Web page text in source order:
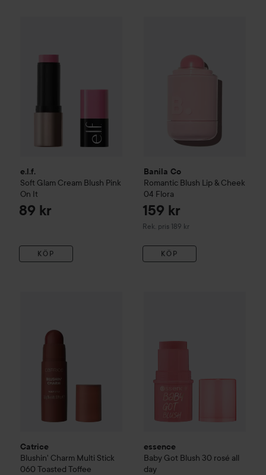
e.l.f.
Soft Glam Cream Blush Pink
On It
89 kr
KÖP
Banila Co
Romantic Blush Lip & Cheek
04 Flora
159 kr
Rek. pris 189 kr
Rekommenderat pris 189 kr
KÖP
Catrice
Blushin' Charm Multi Stick
060 Toasted Toffee
essence
Baby Got Blush 30 rosé all
day